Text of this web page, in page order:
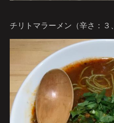
チリトマラーメン（辛さ：３